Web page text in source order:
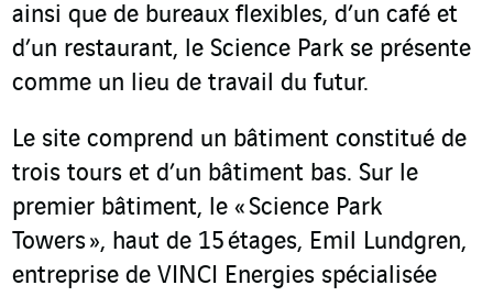
ainsi que de bureaux flexibles, d’un café et
d’un restaurant, le Science Park se présente
comme un lieu de travail du futur.
Le site comprend un bâtiment constitué de
trois tours et d’un bâtiment bas. Sur le
premier bâtiment, le « Science Park
Towers », haut de 15 étages, Emil Lundgren,
entreprise de VINCI Energies spécialisée